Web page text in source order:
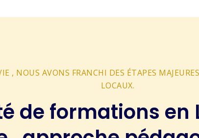
, NOUS AVONS FRANCHI DES ÉTAPES
LOCAUX.
de formations en